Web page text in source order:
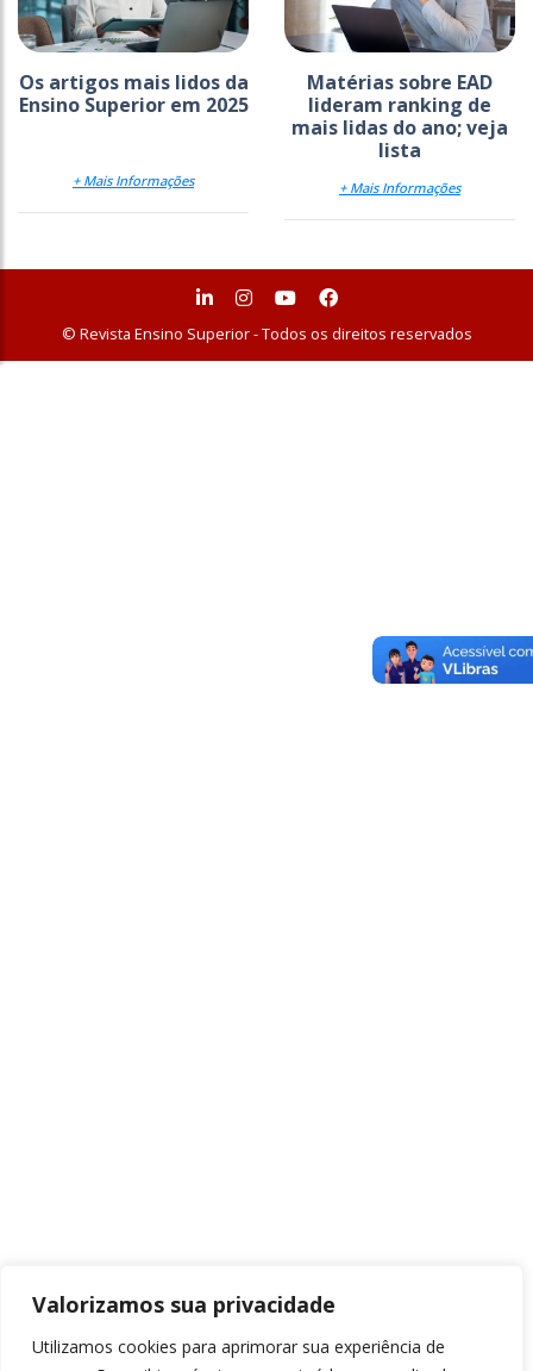
Valorizamos sua privacidade
Utilizamos cookies para aprimorar sua experiência de
Os artigos mais lidos da
Ensino Superior em 2025
+ Mais Informações
Matérias sobre EAD
lideram ranking de
mais lidas do ano; veja
lista
+ Mais Informações
© Revista Ensino Superior - Todos os direitos reservados